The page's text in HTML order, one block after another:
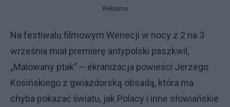
Reklama
Na festiwalu filmowym Wenecji w nocy z 2 na 3
września miał premierę antypolski paszkwil,
„Malowany ptak” – ekranizacja powieści Jerzego
Kosińskiego z gwiazdorską obsadą, która ma
chyba pokazać światu, jak Polacy i inne słowiańskie